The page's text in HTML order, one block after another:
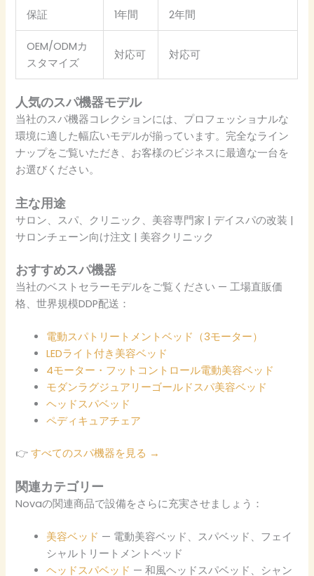
保証 1年間 2年間
OEM/ODMカ
スタマイズ
対応可 対応可
人気のスパ機器モデル
当社のスパ機器コレクションには、プロフェッショナルな
環境に適した幅広いモデルが揃っています。完全なライン
ナップをご覧いただき、お客様のビジネスに最適な一台を
お選びください。
主な用途
サロン、スパ、クリニック、美容専門家 | デイスパの改装 |
サロンチェーン向け注文 | 美容クリニック
おすすめスパ機器
当社のベストセラーモデルをご覧ください — 工場直販価
格、世界規模DDP配送：
電動スパトリートメントベッド（3モーター）
LEDライト付き美容ベッド
4モーター・フットコントロール電動美容ベッド
モダンラグジュアリーゴールドスパ美容ベッド
ヘッドスパベッド
ペディキュアチェア
👉すべてのスパ機器を見る →
関連カテゴリー
Novaの関連商品で設備をさらに充実させましょう：
美容ベッド — 電動美容ベッド、スパベッド、フェイ
シャルトリートメントベッド
ヘッドスパベッド — 和風ヘッドスパベッド、シャン